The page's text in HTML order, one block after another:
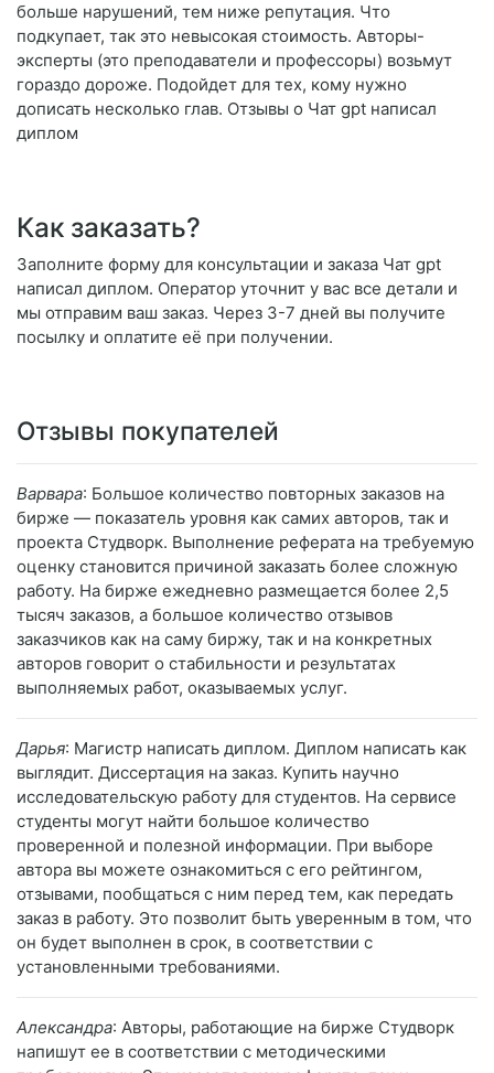
больше нарушений, тем ниже репутация. Что
подкупает, так это невысокая стоимость. Авторы-
эксперты (это преподаватели и профессоры) возьмут
гораздо дороже. Подойдет для тех, кому нужно
дописать несколько глав. Отзывы о Чат gpt написал
диплом
Как заказать?
Заполните форму для консультации и заказа Чат gpt
написал диплом. Оператор уточнит у вас все детали и
мы отправим ваш заказ. Через 3-7 дней вы получите
посылку и оплатите её при получении.
Отзывы покупателей
Варвара: Большое количество повторных заказов на
бирже — показатель уровня как самих авторов, так и
проекта Студворк. Выполнение реферата на требуемую
оценку становится причиной заказать более сложную
работу. На бирже ежедневно размещается более 2,5
тысяч заказов, а большое количество отзывов
заказчиков как на саму биржу, так и на конкретных
авторов говорит о стабильности и результатах
выполняемых работ, оказываемых услуг.
Дарья: Магистр написать диплом. Диплом написать как
выглядит. Диссертация на заказ. Купить научно
исследовательскую работу для студентов. На сервисе
студенты могут найти большое количество
проверенной и полезной информации. При выборе
автора вы можете ознакомиться с его рейтингом,
отзывами, пообщаться с ним перед тем, как передать
заказ в работу. Это позволит быть уверенным в том, что
он будет выполнен в срок, в соответствии с
установленными требованиями.
Александра: Авторы, работающие на бирже Студворк
напишут ее в соответствии с методическими